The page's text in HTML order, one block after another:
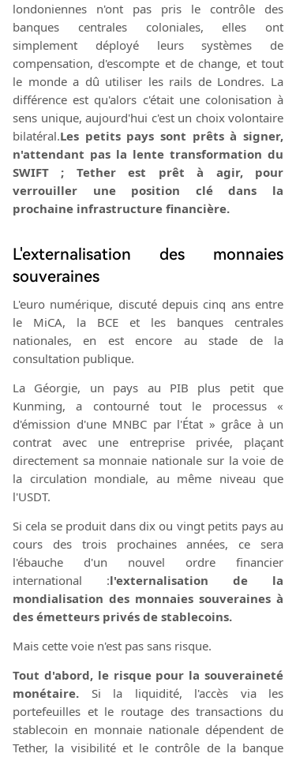
londoniennes n'ont pas pris le contrôle des
banques centrales coloniales, elles ont
simplement déployé leurs systèmes de
compensation, d'escompte et de change, et tout
le monde a dû utiliser les rails de Londres. La
différence est qu'alors c'était une colonisation à
sens unique, aujourd'hui c'est un choix volontaire
bilatéral.Les petits pays sont prêts à signer,
n'attendant pas la lente transformation du
SWIFT ; Tether est prêt à agir, pour
verrouiller une position clé dans la
prochaine infrastructure financière.
L'externalisation des monnaies
souveraines
L'euro numérique, discuté depuis cinq ans entre
le MiCA, la BCE et les banques centrales
nationales, en est encore au stade de la
consultation publique.
La Géorgie, un pays au PIB plus petit que
Kunming, a contourné tout le processus «
d'émission d'une MNBC par l'État » grâce à un
contrat avec une entreprise privée, plaçant
directement sa monnaie nationale sur la voie de
la circulation mondiale, au même niveau que
l'USDT.
Si cela se produit dans dix ou vingt petits pays au
cours des trois prochaines années, ce sera
l'ébauche d'un nouvel ordre financier
international :l'externalisation de la
mondialisation des monnaies souveraines à
des émetteurs privés de stablecoins.
Mais cette voie n'est pas sans risque.
Tout d'abord, le risque pour la souveraineté
monétaire. Si la liquidité, l'accès via les
portefeuilles et le routage des transactions du
stablecoin en monnaie nationale dépendent de
Tether, la visibilité et le contrôle de la banque